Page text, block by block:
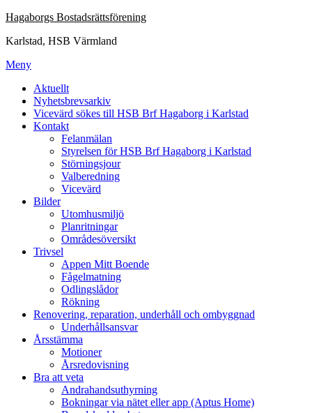
Hoppa
innehåll
Hagaborgs Bostadsrättsförening
Karlstad, HSB Värmland
Meny
Aktuellt
Nyhetsbrevsarkiv
Vicevärd sökes till HSB Brf Hagaborg i Karlstad
Kontakt
Felanmälan
Styrelsen för HSB Brf Hagaborg i Karlstad
Störningsjour
Valberedning
Vicevärd
Bilder
Utomhusmiljö
Planritningar
Områdesöversikt
Trivsel
Appen Mitt Boende
Fågelmatning
Odlingslådor
Rökning
Renovering, reparation, underhåll och ombyggnad
Underhållsansvar
Årsstämma
Motioner
Årsredovisning
Bra att veta
Andrahandsuthyrning
Bokningar via nätet eller app (Aptus Home)